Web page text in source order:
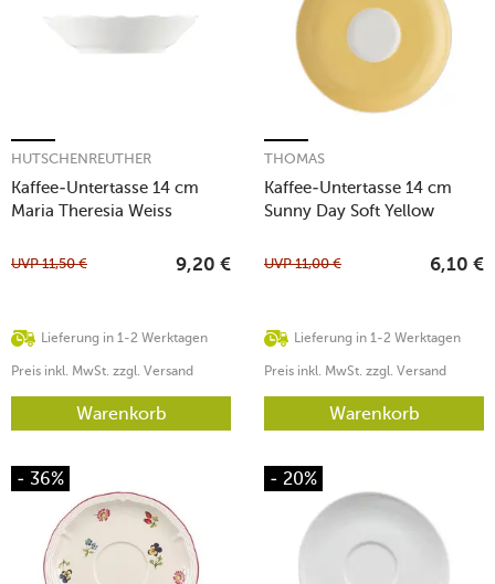
Kaffee-Untertasse 14 cm
Maria Theresia Weiss
HUTSCHENREUTHER
Lieferung in 1-2 Werktagen
UVP11,50 € 9,20 €
Preis inkl. MwSt. zzgl. Versand
Warenkorb
Kaffee-Untertasse 14 cm
Sunny Day Soft Yellow
THOMAS
Lieferung in 1-2 Werktagen
UVP11,00 € 6,10 €
Preis inkl. MwSt. zzgl. Versand
Warenkorb
- 36% - 20%